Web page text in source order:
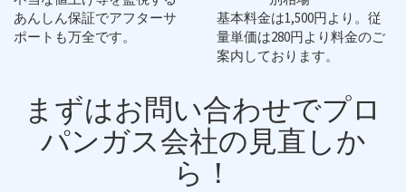
あんしん保証でアフターサ
ポートも万全です。
基本料金は1,500円より。従
量単価は280円より料金のご
案内しております。
まずはお問い合わせでプロ
パンガス会社の見直しか
ら！